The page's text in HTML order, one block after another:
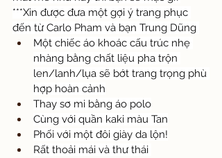
***Xin được đưa một gợi ý trang phục
đến từ Carlo Pham và bạn Trung Dũng
Một chiếc áo khoác cấu trúc nhẹ
nhàng bằng chất liệu pha trộn
len/lanh/lụa sẽ bớt trang trọng phù
hợp hoàn cảnh
Thay sơ mi bằng áo polo
Cùng với quần kaki màu Tan
Phối với một đôi giày da lộn!
Rất thoải mái và thư thái